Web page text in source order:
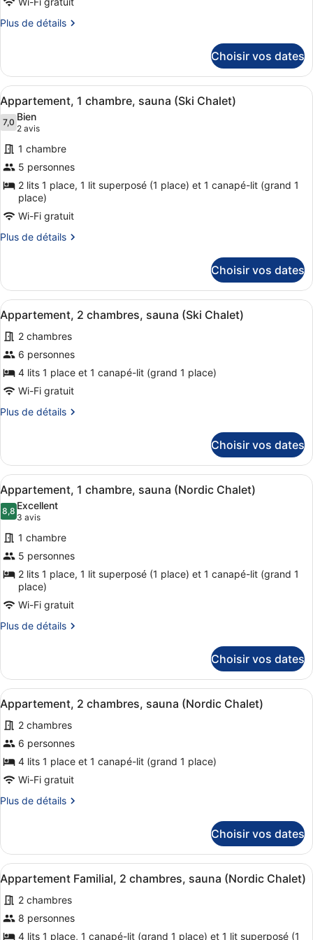
de
Familial,
2
chambres,
sauna
(Ski
Chalet)
Plus de détails
Plus
le
type
de
chambre
Appartement
Familial,
chambres,
sauna
(Ski
Chalet)
Choisir vos dates
Afficher
toutes
les
photos
pour
ce
type
chambre :
Appartement,
sauna
(Ski
Chalet)
Une chambre d’hôtel moderne
8
Appartement, 1 chambre, sauna (Ski Chalet)
7,07,0 sur 10
Bien
2 avis
(2 avis)
1 chambre
5 personnes
2 lits 1 place, 1 lit superposé (1 place) et 1 canapé-lit (grand 1
place)
Wi-Fi gratuit
Plus de détails
Plus
le
type
de
chambre
Appartement,
chambre,
sauna
(Ski
Choisir vos dates
Afficher
toutes
les
photos
pour
ce
de
2
chambres,
sauna
(Ski
Chalet)
Une chambre d’hôtel avec un lit,
7
Appartement, 2 chambres, sauna (Ski Chalet)
2 chambres
6 personnes
4 lits 1 place et 1 canapé-lit (grand 1 place)
Wi-Fi gratuit
Plus de détails
Plus
le
type
de
chambre
Appartement,
chambres,
sauna
(Ski
Chalet)
Choisir vos dates
Afficher
toutes
les
photos
pour
ce
type
chambre :
Appartement,
sauna
(Nordic
Chalet)
Un salon moderne comprenant
9
Appartement, 1 chambre, sauna (Nordic Chalet)
8,88,8 sur 10
Excellent
3 avis
(3 avis)
1 chambre
5 personnes
2 lits 1 place, 1 lit superposé (1 place) et 1 canapé-lit (grand 1
place)
Wi-Fi gratuit
Plus de détails
Plus
le
type
de
chambre
Appartement,
chambre,
sauna
(Nordic
Choisir vos dates
Afficher
toutes
les
photos
pour
ce
de
2
chambres,
sauna
(Nordic
Chalet)
Une chambre d’hôtel moderne
7
Appartement, 2 chambres, sauna (Nordic Chalet)
2 chambres
6 personnes
4 lits 1 place et 1 canapé-lit (grand 1 place)
Wi-Fi gratuit
Plus de détails
Plus
le
type
de
chambre
Appartement,
chambres,
Choisir vos dates
Afficher
toutes
les
photos
pour
Un salon moderne avec un
8
Appartement Familial, 2 chambres, sauna (Nordic Chalet)
2 chambres
8 personnes
4 lits 1 place, 1 canapé-lit (grand 1 place) et 1 lit superposé (1